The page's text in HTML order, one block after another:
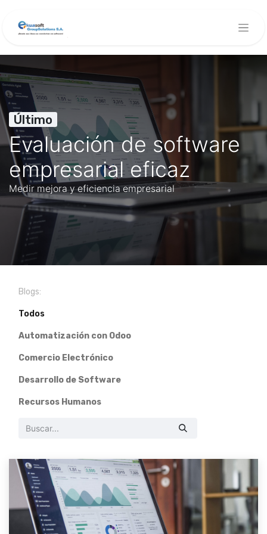
Último
Evaluación de software
empresarial eficaz
Medir mejora y eficiencia empresarial
Blogs:
Todos
Automatización con Odoo
Comercio Electrónico
Desarrollo de Software
Recursos Humanos